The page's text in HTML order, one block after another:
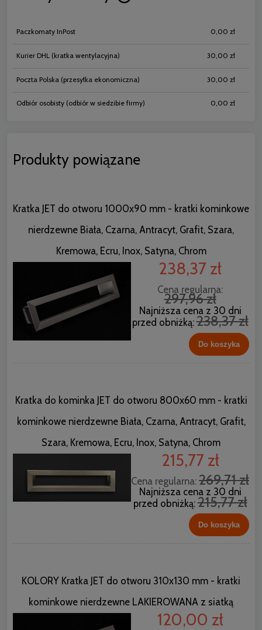
Cena nie zawiera ewentualnych
Paczkomaty InPost 0,00 zł
Kurier DHL (kratka wentylacyjna) 30,00 zł
Poczta Polska (przesyłka ekonomiczna) 30,00 zł
Odbiór osobisty (odbiór w siedzibie firmy) 0,00 zł
Produkty powiązane
Kratka JET do otworu 1000x90 mm - kratki kominkowe
nierdzewne Biała, Czarna, Antracyt, Grafit, Szara,
Kremowa, Ecru, Inox, Satyna, Chrom
238,37 zł
Cena regularna:
297,96 zł
Najniższa cena z 30 dni
przed obniżką:238,37 zł
Do koszyka
Kratka do kominka JET do otworu 800x60 mm - kratki
kominkowe nierdzewne Biała, Czarna, Antracyt, Grafit,
Szara, Kremowa, Ecru, Inox, Satyna, Chrom
215,77 zł
Cena regularna: 269,71 zł
Najniższa cena z 30 dni
przed obniżką:215,77 zł
Do koszyka
KOLORY Kratka JET do otworu 310x130 mm - kratki
kominkowe nierdzewne LAKIEROWANA z siatką
120,00 zł